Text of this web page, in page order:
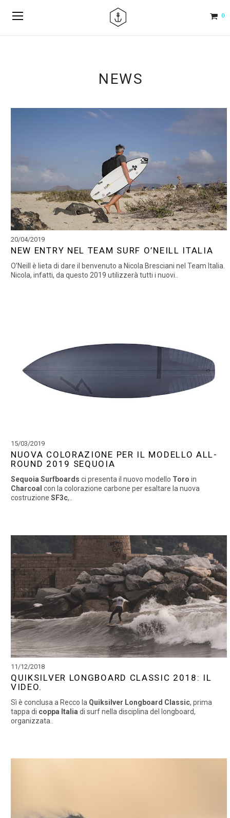
0
NEWS
20/04/2019
NEW ENTRY NEL TEAM SURF O’NEILL ITALIA
O’Neill è lieta di dare il benvenuto a Nicola Bresciani nel Team Italia.
Nicola, infatti, da questo 2019 utilizzerà tutti i nuovi..
15/03/2019
NUOVA COLORAZIONE PER IL MODELLO ALL-
ROUND 2019 SEQUOIA
Sequoia Surfboards ci presenta il nuovo modello Toro in
Charcoal con la colorazione carbone per esaltare la nuova
costruzione SF3c,..
11/12/2018
QUIKSILVER LONGBOARD CLASSIC 2018: IL
VIDEO.
Sì è conclusa a Recco la Quiksilver Longboard Classic, prima
tappa di coppa Italia di surf nella disciplina del longboard,
organizzata..